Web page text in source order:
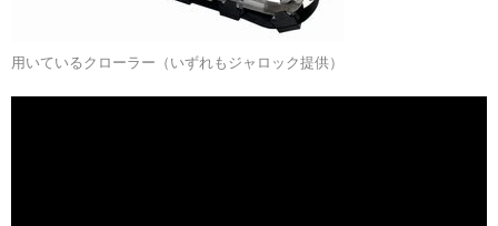
用いているクローラー（いずれもジャロック提供）